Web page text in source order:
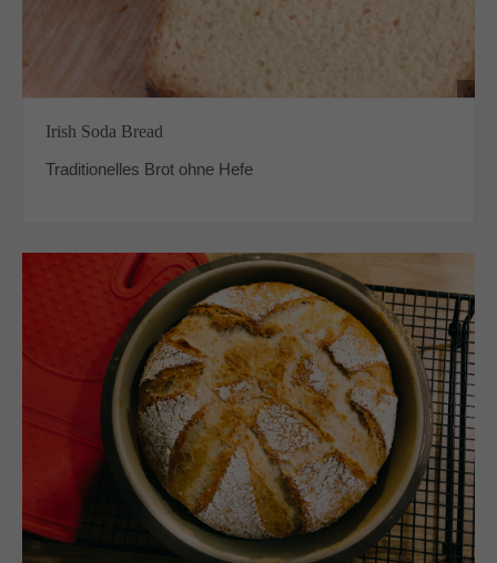
Irish Soda Bread
Traditionelles Brot ohne Hefe